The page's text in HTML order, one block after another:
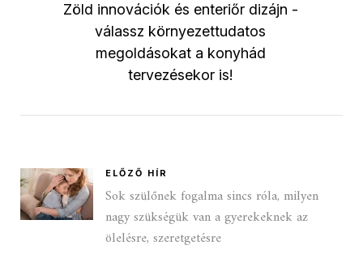
Zöld innovációk és enteriőr dizájn -
válassz környezettudatos
megoldásokat a konyhád
tervezésekor is!
ELŐZŐ HÍR
Sok szülőnek fogalma sincs róla, milyen
nagy szükségük van a gyerekeknek az
ölelésre, szeretgetésre